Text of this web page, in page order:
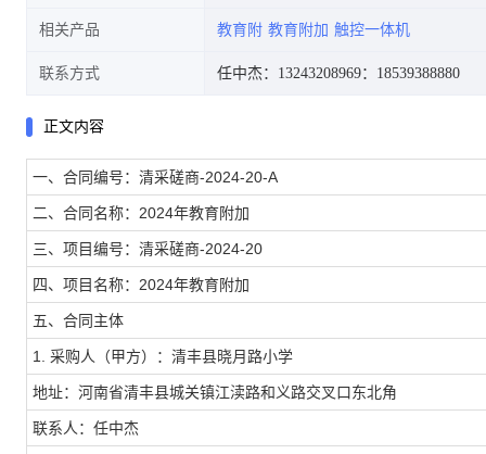
相关产品 教育附 教育附加 触控一体机
联系方式 任中杰：13243208969：18539388880
正文内容
一、合同编号：清采磋商-2024-20-A
二、合同名称：2024年教育附加
三、项目编号：清采磋商-2024-20
四、项目名称：2024年教育附加
五、合同主体
1. 采购人（甲方）：清丰县晓月路小学
地址：河南省清丰县城关镇江渎路和义路交叉口东北角
联系人：任中杰